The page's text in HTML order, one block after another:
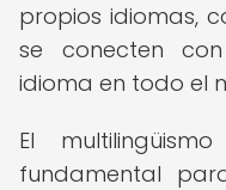
propios idiomas,
se conecten
idioma en todo el
El
fundamental